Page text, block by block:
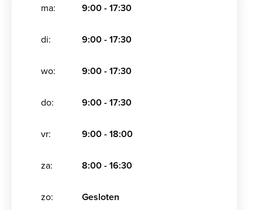
ma: 9:00 - 17:30
di: 9:00 - 17:30
wo: 9:00 - 17:30
do: 9:00 - 17:30
vr: 9:00 - 18:00
za: 8:00 - 16:30
zo: Gesloten